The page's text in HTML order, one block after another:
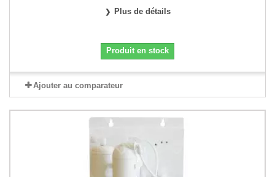
Plus de détails
Produit en stock
Ajouter au comparateur